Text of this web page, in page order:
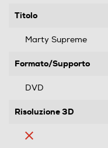
Titolo
Marty Supreme
Formato/Supporto
DVD
Risoluzione 3D